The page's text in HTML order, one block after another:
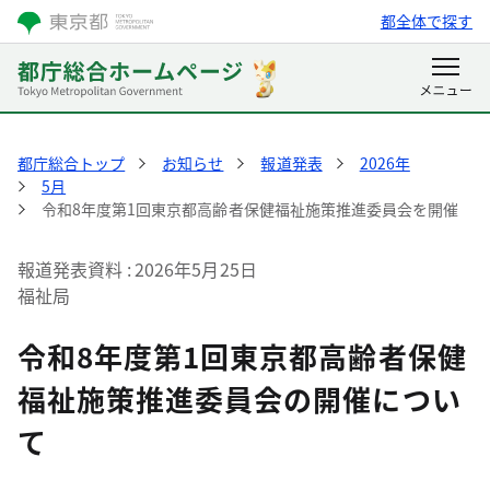
都全体で探す
都庁総合トップ お知らせ 報道発表
2026年
5月
令和8年度第1回東京都高齢者保健福祉施策推進委員会を開催
報道発表資料 2026年5月25日
福祉局
令和8年度第1回東京都高齢者保健
福祉施策推進委員会の開催につい
て